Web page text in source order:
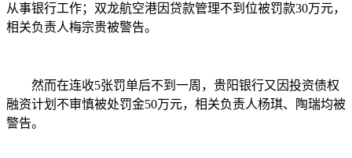
从事银行工作；双龙航空港因贷款管理不到位被罚款30万元，
相关负责人梅宗贵被警告。
然而在连收5张罚单后不到一周，贵阳银行又因投资债权
融资计划不审慎被处罚金50万元，相关负责人杨琪、陶瑞均被
警告。